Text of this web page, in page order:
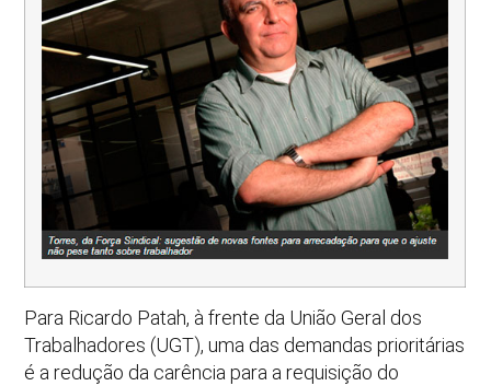
Para Ricardo Patah, à frente da União Geral dos
Trabalhadores (UGT), uma das demandas prioritárias
é a redução da carência para a requisição do